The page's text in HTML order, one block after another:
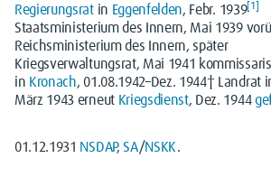
Regierungsratin Eggenfelden, Febr. 1939[ 1
Staatsministerium des Innern, Mai 1939
Reichsministerium des Innern, später
Kriegsverwaltungsrat, Mai 1941
in Kronach, 01.08.1942–Dez. 1944† Landrat
März 1943 erneut Kriegsdienst, Dez. 1944
01.12.1931 NSDAP,SA/NSKK.